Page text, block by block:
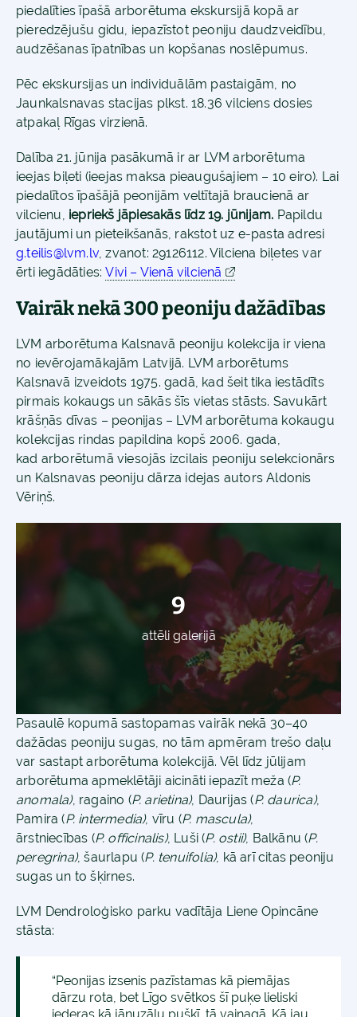
piedalīties īpašā arborētuma ekskursijā kopā ar
pieredzējušu gidu, iepazīstot peoniju daudzveidību,
audzēšanas īpatnības un kopšanas noslēpumus.
Pēc ekskursijas un individuālām pastaigām, no
Jaunkalsnavas stacijas plkst. 18.36 vilciens dosies
atpakaļ Rīgas virzienā.
Dalība 21. jūnija pasākumā ir ar LVM arborētuma
ieejas biļeti (ieejas maksa pieaugušajiem – 10 eiro). Lai
piedalītos īpašājā peonijām veltītajā braucienā ar
vilcienu, iepriekš jāpiesakās līdz 19. jūnijam. Papildu
jautājumi un pieteikšanās, rakstot uz e-pasta adresi
g.teilis@lvm.lv , zvanot: 29126112. Vilciena biļetes var
ērti iegādāties:Vivi – Vienā vilcienā
Vairāk nekā 300 peoniju dažādības
LVM arborētuma Kalsnavā peoniju kolekcija ir viena
no ievērojamākajām Latvijā. LVM arborētums
Kalsnavā izveidots 1975. gadā, kad šeit tika iestādīts
pirmais kokaugs un sākās šīs vietas stāsts. Savukārt
krāšņās dīvas – peonijas – LVM arborētuma kokaugu
kolekcijas rindas papildina kopš 2006. gada,
kad arborētumā viesojās izcilais peoniju selekcionārs
un Kalsnavas peoniju dārza idejas autors Aldonis
Vēriņš.
9
attēli galerijā
Pasaulē kopumā sastopamas vairāk nekā 30–40
dažādas peoniju sugas, no tām apmēram trešo daļu
var sastapt arborētuma kolekcijā. Vēl līdz jūlijam
arborētuma apmeklētāji aicināti iepazīt meža (P.
anomala), ragaino (P. arietina), Daurijas (P. daurica),
Pamira (P. intermedia), vīru (P. mascula),
ārstniecības (P. officinalis), Luši (P. ostii), Balkānu (P.
peregrina), šaurlapu (P. tenuifolia), kā arī citas peoniju
sugas un to šķirnes.
LVM Dendroloģisko parku vadītāja Liene Opincāne
stāsta:
“Peonijas izsenis pazīstamas kā piemājas
dārzu rota, bet Līgo svētkos šī puķe lieliski
iederas kā jāņuzāļu pušķī, tā vainagā. Kā jau